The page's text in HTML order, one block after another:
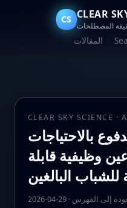
CS CLEAR
المصطلحات
المقالات
CLEAR SKY SCIENCE ·
بالاحتياجات
وظيفية قابلة
للشباب البالغين
2026-04-29· إلى الفهرس